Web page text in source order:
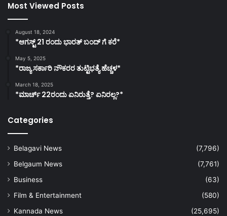
Most Viewed Posts
August 18, 2024
*ಆಗಸ್ಟ್ 21 ರಂದು ಭಾರತ್‌ ಬಂದ್‌ ಗೆ ಕರೆ*
May 5, 2025
*ರಾಜ್ಯ ಸರ್ಕಾರಿ ನೌಕರರ ತುಟ್ಟಿಭತ್ಯೆ ಹೆಚ್ಚಳ*
March 18, 2025
*ಮಾರ್ಚ್ 22ರಂದು ಏನಿರುತ್ತೆ? ಏನಿರಲ್ಲ?*
Categories
Belagavi News
(7,796)
Belgaum News
(7,761)
Business
(63)
Film & Entertainment
(580)
Kannada News
(25,695)